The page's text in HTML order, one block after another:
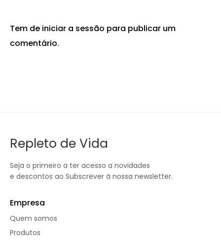
Tem de iniciar a sessão para publicar um
comentário.
Repleto de Vida
Seja o primeiro a ter acesso a novidades
e descontos ao Subscrever à nossa newsletter.
Empresa
Quem somos
Produtos